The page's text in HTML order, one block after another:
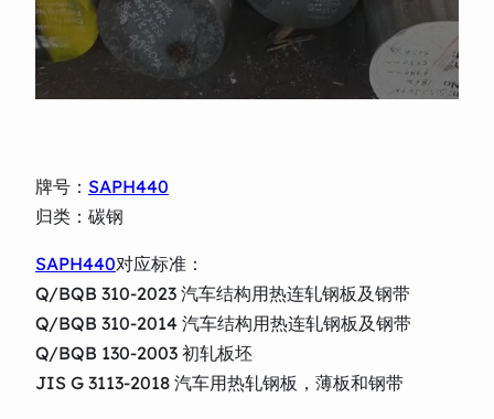
牌号： SAPH440
归类：碳钢
SAPH440对应标准：
Q/BQB 310-2023 汽车结构用热连轧钢板及钢带
Q/BQB 310-2014 汽车结构用热连轧钢板及钢带
Q/BQB 130-2003 初轧板坯
JIS G 3113-2018 汽车用热轧钢板，薄板和钢带